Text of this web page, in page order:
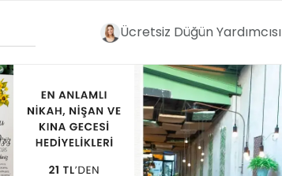
Ücretsiz Düğün Yardımcısı